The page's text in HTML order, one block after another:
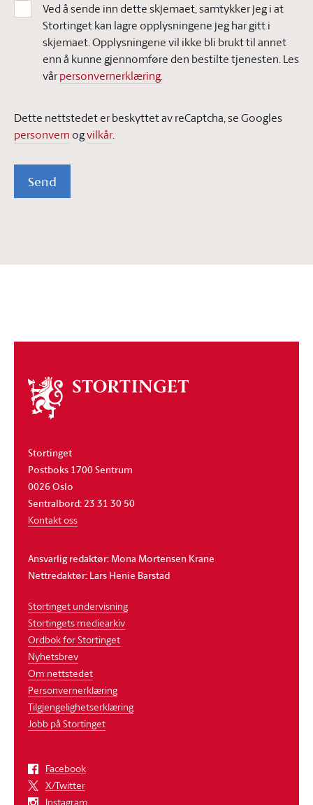
Ved å sende inn dette skjemaet, samtykker jeg i at
Stortinget kan lagre opplysningene jeg har gitt i
skjemaet. Opplysningene vil ikke bli brukt til annet
enn å kunne gjennomføre den bestilte tjenesten. Les
vårpersonvernerklæring.
Dette nettstedet er beskyttet av reCaptcha, se Googles
personvern ogvilkår.
Send
Om
stortinget
Stortinget
Postboks 1700 Sentrum
0026 Oslo
Sentralbord: 23 31 30 50
Kontakt oss
Ansvarlig redaktør: Mona Mortensen Krane
Nettredaktør: Lars Henie Barstad
Stortinget undervisning
Stortingets mediearkiv
Ordbok for Stortinget
Nyhetsbrev
Om nettstedet
Personvernerklæring
Tilgjengelighetserklæring
Jobb på Stortinget
Facebook
X/Twitter
Instagram